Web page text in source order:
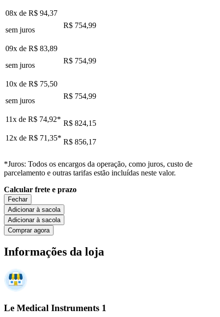
08x de R$ 94,37
sem juros
R$ 754,99
09x de R$ 83,89
sem juros
R$ 754,99
10x de R$ 75,50
sem juros
R$ 754,99
11x de R$ 74,92* R$ 824,15
12x de R$ 71,35* R$ 856,17
*Juros: Todos os encargos da operação, como juros, custo de
parcelamento e outras tarifas estão incluídas neste valor.
Calcular frete e prazo
Fechar
Adicionar à sacola
Adicionar à sacola
Comprar agora
Informações da loja
Le Medical Instruments 1